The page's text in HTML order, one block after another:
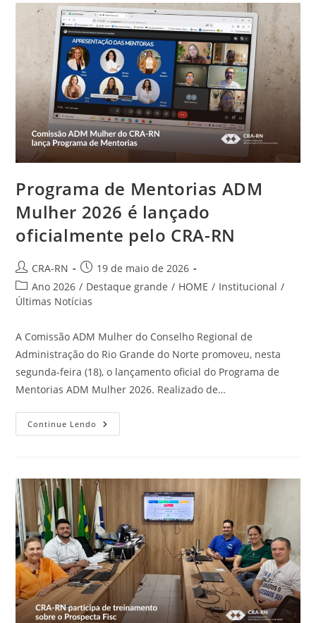
Violência
Para
Mulheres
Profissionais
De
Administração
Já
Está
Disponível
No
Site
Do
CRA-
RN
Programa de Mentorias ADM
Mulher 2026 é lançado
oficialmente pelo CRA-RN
Autor
do
post:
CRA-RN
Post
publicado:
19 de maio de 2026
Categoria
do
Ano 2026 / Destaque grande / HOME / Institucional /
Últimas Notícias
A Comissão ADM Mulher do Conselho Regional de
Administração do Rio Grande do Norte promoveu, nesta
segunda-feira (18), o lançamento oficial do Programa de
Mentorias ADM Mulher 2026. Realizado de…
Continue Lendo Programa
De
É
Lançado
Oficialmente
Pelo
CRA-
RN